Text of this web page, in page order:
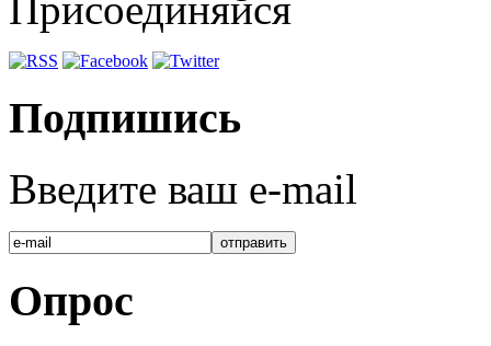
Присоединяйся
Подпишись
Введите ваш e-mail
Опрос